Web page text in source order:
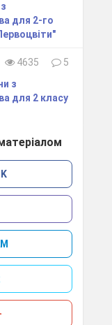
для 2-го
4635
5
з
для 2 класу